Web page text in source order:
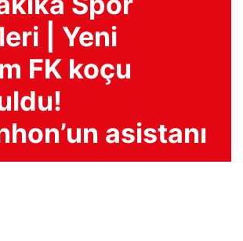
| Yeni
FK koçu
asistanı